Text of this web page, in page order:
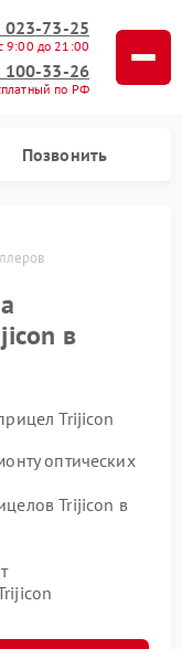
023-73-25
9:00 до 21:00
100-33-26
по РФ
Позвонить
в
Trijicon
оптических
Trijicon в